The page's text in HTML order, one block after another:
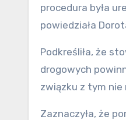
procedura była
powiedziała
Podkreśliła, że
drogowych
związku z tym
Zaznaczyła, że